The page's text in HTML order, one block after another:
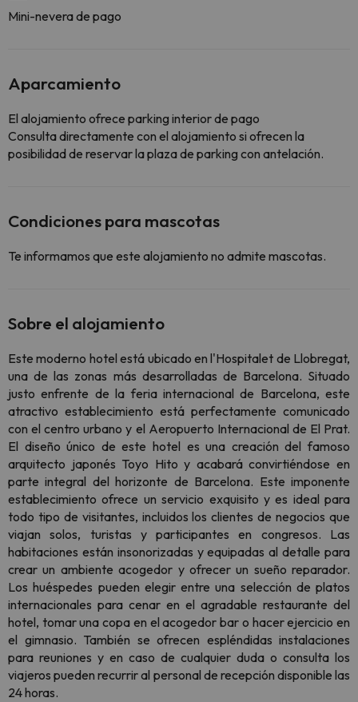
Mini-nevera de pago
Aparcamiento
El alojamiento ofrece parking interior de pago
Consulta directamente con el alojamiento si ofrecen la
posibilidad de reservar la plaza de parking con antelación.
Condiciones para mascotas
Te informamos que este alojamiento no admite mascotas.
Sobre el alojamiento
Este moderno hotel está ubicado en l'Hospitalet de Llobregat,
una de las zonas más desarrolladas de Barcelona. Situado
justo enfrente de la feria internacional de Barcelona, este
atractivo establecimiento está perfectamente comunicado
con el centro urbano y el Aeropuerto Internacional de El Prat.
El diseño único de este hotel es una creación del famoso
arquitecto japonés Toyo Hito y acabará convirtiéndose en
parte integral del horizonte de Barcelona. Este imponente
establecimiento ofrece un servicio exquisito y es ideal para
todo tipo de visitantes, incluidos los clientes de negocios que
viajan solos, turistas y participantes en congresos. Las
habitaciones están insonorizadas y equipadas al detalle para
crear un ambiente acogedor y ofrecer un sueño reparador.
Los huéspedes pueden elegir entre una selección de platos
internacionales para cenar en el agradable restaurante del
hotel, tomar una copa en el acogedor bar o hacer ejercicio en
el gimnasio. También se ofrecen espléndidas instalaciones
para reuniones y en caso de cualquier duda o consulta los
viajeros pueden recurrir al personal de recepción disponible las
24 horas.